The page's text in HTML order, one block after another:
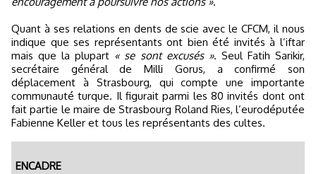
Quant à ses relations en dents de scie avec le CFCM, il nous
indique que ses représentants ont bien été invités à l’iftar
mais que la plupart « se sont excusés ». Seul Fatih Sarikir,
secrétaire général de Milli Gorus, a confirmé son
déplacement à Strasbourg, qui compte une importante
communauté turque. Il figurait parmi les 80 invités dont ont
fait partie le maire de Strasbourg Roland Ries, l’eurodéputée
Fabienne Keller et tous les représentants des cultes.
ENCADRE